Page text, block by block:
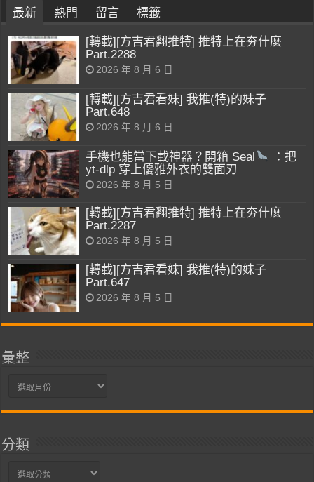
最新 熱門 留言 標籤
[轉載][方吉君翻推特] 推特上在夯什麼
Part.2288
2026 年 8 月 6 日
[轉載][方吉君看妹] 我推(特)的妹子
Part.648
2026 年 8 月 6 日
手機也能當下載神器？開箱 Seal
：把
yt-dlp 穿上優雅外衣的雙面刃
2026 年 8 月 5 日
[轉載][方吉君翻推特] 推特上在夯什麼
Part.2287
2026 年 8 月 5 日
[轉載][方吉君看妹] 我推(特)的妹子
Part.647
2026 年 8 月 5 日
彙整
彙
分類
分